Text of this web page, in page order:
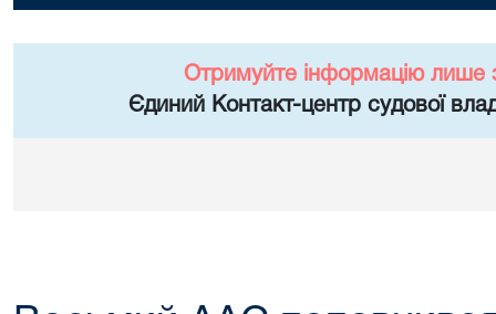
Отримуйте інформацію лише
Єдиний Контакт-центр судової